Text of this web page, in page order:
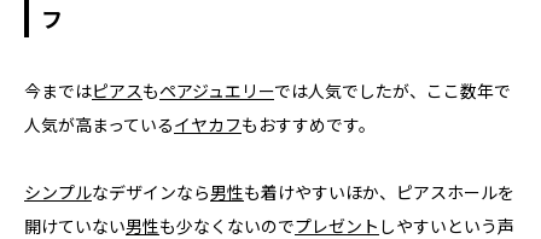
フ
今まではピアスもペアジュエリーでは人気でしたが、ここ数年で
人気が高まっているイヤカフもおすすめです。
シンプルなデザインなら男性も着けやすいほか、ピアスホールを
開けていない男性も少なくないのでプレゼント しやすいという声